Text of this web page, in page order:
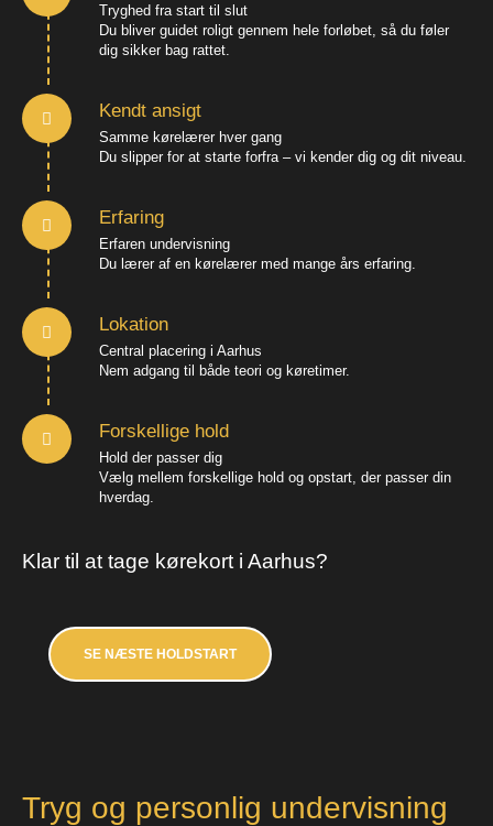
Tryghed fra start til slut
Du bliver guidet roligt gennem hele forløbet, så du føler
dig sikker bag rattet.
Kendt ansigt
Samme kørelærer hver gang
Du slipper for at starte forfra – vi kender dig og dit niveau.
Erfaring
Erfaren undervisning
Du lærer af en kørelærer med mange års erfaring.
Lokation
Central placering i Aarhus
Nem adgang til både teori og køretimer.
Forskellige hold
Hold der passer dig
Vælg mellem forskellige hold og opstart, der passer din
hverdag.
Klar til at tage kørekort i Aarhus?
SE NÆSTE HOLDSTART
Tryg og personlig undervisning